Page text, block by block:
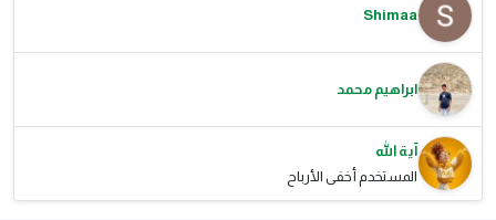
Shimaa
ابراهيم محمد
آية الله
المستخدم أخفى الأرباح